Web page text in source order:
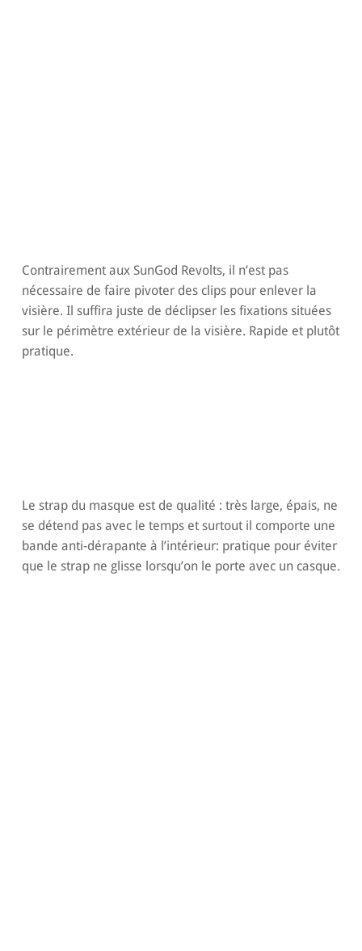
Contrairement aux SunGod Revolts, il n’est pas
nécessaire de faire pivoter des clips pour enlever la
visière. Il suffira juste de déclipser les fixations situées
sur le périmètre extérieur de la visière. Rapide et plutôt
pratique.
Le strap du masque est de qualité : très large, épais, ne
se détend pas avec le temps et surtout il comporte une
bande anti-dérapante à l’intérieur: pratique pour éviter
que le strap ne glisse lorsqu’on le porte avec un casque.